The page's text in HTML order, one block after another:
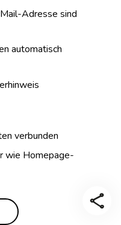
Adresse sind
automatisch
verbunden
wie Homepage-